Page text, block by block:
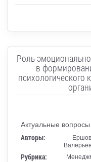
Роль
в
психологического
Актуальные
Авторы:
Рубрика: